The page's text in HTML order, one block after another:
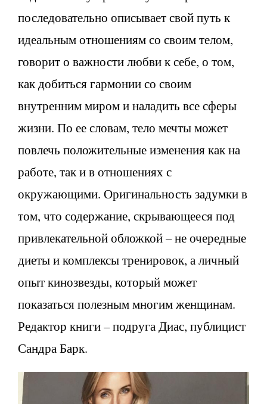
последовательно описывает свой путь к
идеальным отношениям со своим телом,
говорит о важности любви к себе, о том,
как добиться гармонии со своим
внутренним миром и наладить все сферы
жизни. По ее словам, тело мечты может
повлечь положительные изменения как на
работе, так и в отношениях с
окружающими. Оригинальность задумки в
том, что содержание, скрывающееся под
привлекательной обложкой – не очередные
диеты и комплексы тренировок, а личный
опыт кинозвезды, который может
показаться полезным многим женщинам.
Редактор книги – подруга Диас, публицист
Сандра Барк.